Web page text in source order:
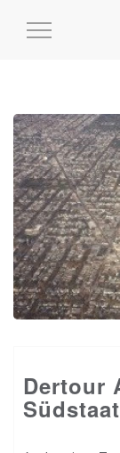
MENÜ
Dertour